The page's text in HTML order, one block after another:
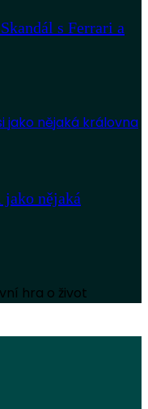
s Ferrari a
jako nějaká
hra o život